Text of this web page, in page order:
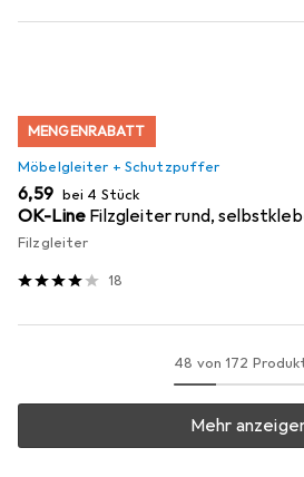
MENGENRABATT
Möbelgleiter + Schutzpuffer
EUR
6,59 bei 4 Stück
OK-Line Filzgleiter rund,
Filzgleiter
18
48 von 172
Mehr